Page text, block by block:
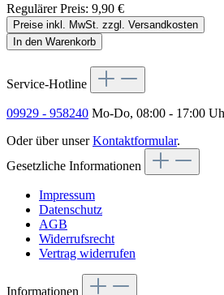
Regulärer Preis: 9,90 €
Preise inkl. MwSt. zzgl. Versandkosten
In den Warenkorb
Service-Hotline
09929 - 958240 Mo-Do, 08:00 - 17:00
Oder über unserKontaktformular.
Gesetzliche Informationen
Impressum
Datenschutz
AGB
Widerrufsrecht
Vertrag widerrufen
Informationen